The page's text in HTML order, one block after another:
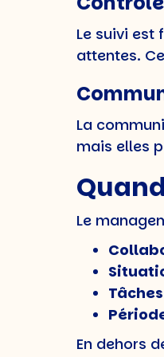
Le suivi est
attentes.
La
mais elles
Le
En dehors